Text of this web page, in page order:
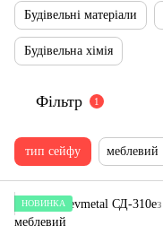
Будівельні матеріали
Будівельна хімія
Фільтр 1
тип сейфу меблевий
НОВИНКА